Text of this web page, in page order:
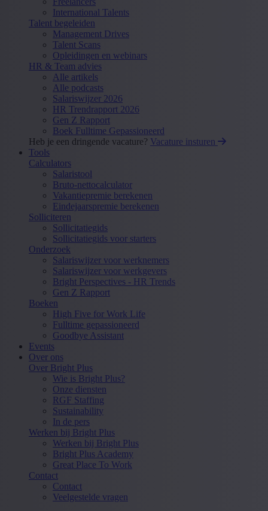
International Talents
Talent begeleiden
Management Drives
Talent Scans
Opleidingen en webinars
HR & Team advies
Alle artikels
Alle podcasts
Salariswijzer 2026
HR Trendrapport 2026
Gen Z Rapport
Boek Fulltime Gepassioneerd
Heb je een dringende vacature? Vacature insturen
Tools
Calculators
Salaristool
Bruto-nettocalculator
Vakantiepremie berekenen
Eindejaarspremie berekenen
Solliciteren
Sollicitatiegids
Sollicitatiegids voor starters
Onderzoek
Salariswijzer voor werknemers
Salariswijzer voor werkgevers
Bright Perspectives - HR Trends
Gen Z Rapport
Boeken
High Five for Work Life
Fulltime gepassioneerd
Goodbye Assistant
Events
Over ons
Over Bright Plus
Wie is Bright Plus?
Onze diensten
RGF Staffing
Sustainability
In de pers
Werken bij Bright Plus
Werken bij Bright Plus
Bright Plus Academy
Great Place To Work
Contact
Contact
Veelgestelde vragen